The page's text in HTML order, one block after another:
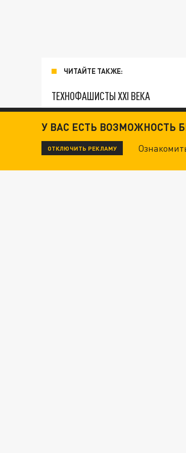
ЧИТАЙТЕ ТАКЖЕ:
ТЕХНОФАШИСТЫ XXI ВЕКА
ОПЛЕУХА МАСКУ. "ПОРА СНЯТЬ
ДАНЯ С ДАШЕЙ СПАСЛИСЬ ОТ
У ВАС ЕСТЬ ВОЗМОЖНОСТЬ
ОТКЛЮЧИТЬ РЕКЛАМУ